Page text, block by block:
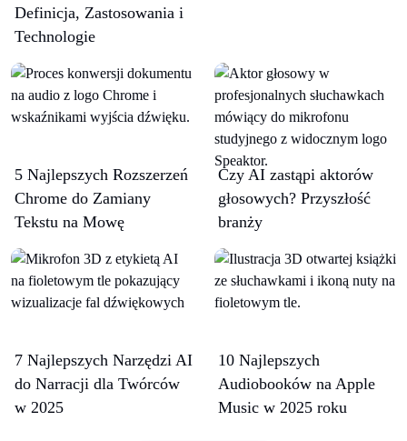
Definicja, Zastosowania i
Technologie
5 Najlepszych Rozszerzeń
Chrome do Zamiany
Tekstu na Mowę
Czy AI zastąpi aktorów
głosowych? Przyszłość
branży
7 Najlepszych Narzędzi AI
do Narracji dla Twórców
w 2025
10 Najlepszych
Audiobooków na Apple
Music w 2025 roku